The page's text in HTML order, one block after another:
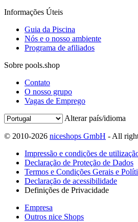
Informações Úteis
Guia da Piscina
Nós e o nosso ambiente
Programa de afiliados
Sobre pools.shop
Contato
O nosso grupo
Vagas de Emprego
Alterar país/idioma
© 2010-2026 niceshops GmbH - All
Impressão e condições de
Declaração de Proteção de Dados
Termos e Condições Gerais e
Declaração de acessibilidade
Definições de Privacidade
Empresa
Outros nice Shops